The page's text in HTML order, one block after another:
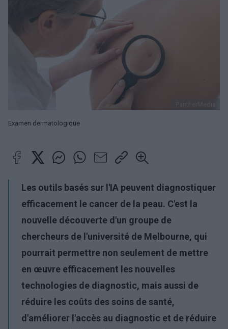
Examen dermatologique
Les outils basés sur l'IA peuvent diagnostiquer
efficacement le cancer de la peau. C'est la
nouvelle découverte d'un groupe de
chercheurs de l'université de Melbourne, qui
pourrait permettre non seulement de mettre
en œuvre efficacement les nouvelles
technologies de diagnostic, mais aussi de
réduire les coûts des soins de santé,
d'améliorer l'accès au diagnostic et de réduire